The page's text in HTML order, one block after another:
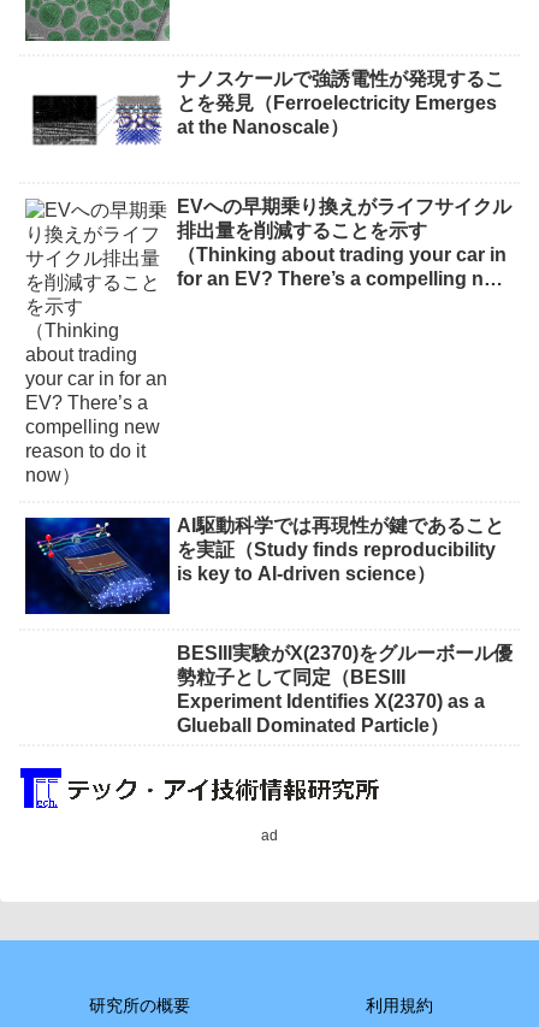
ナノスケールで強誘電性が発現するこ
とを発見（Ferroelectricity Emerges
at the Nanoscale）
EVへの早期乗り換えがライフサイクル
排出量を削減することを示す
（Thinking about trading your car in
for an EV? There’s a compelling new
AI駆動科学では再現性が鍵であること
を実証（Study finds reproducibility
is key to AI-driven science）
BESIII実験がX(2370)をグルーボール優
勢粒子として同定（BESIII
Experiment Identifies X(2370) as a
Glueball Dominated Particle）
ad
研究所の概要 利用規約